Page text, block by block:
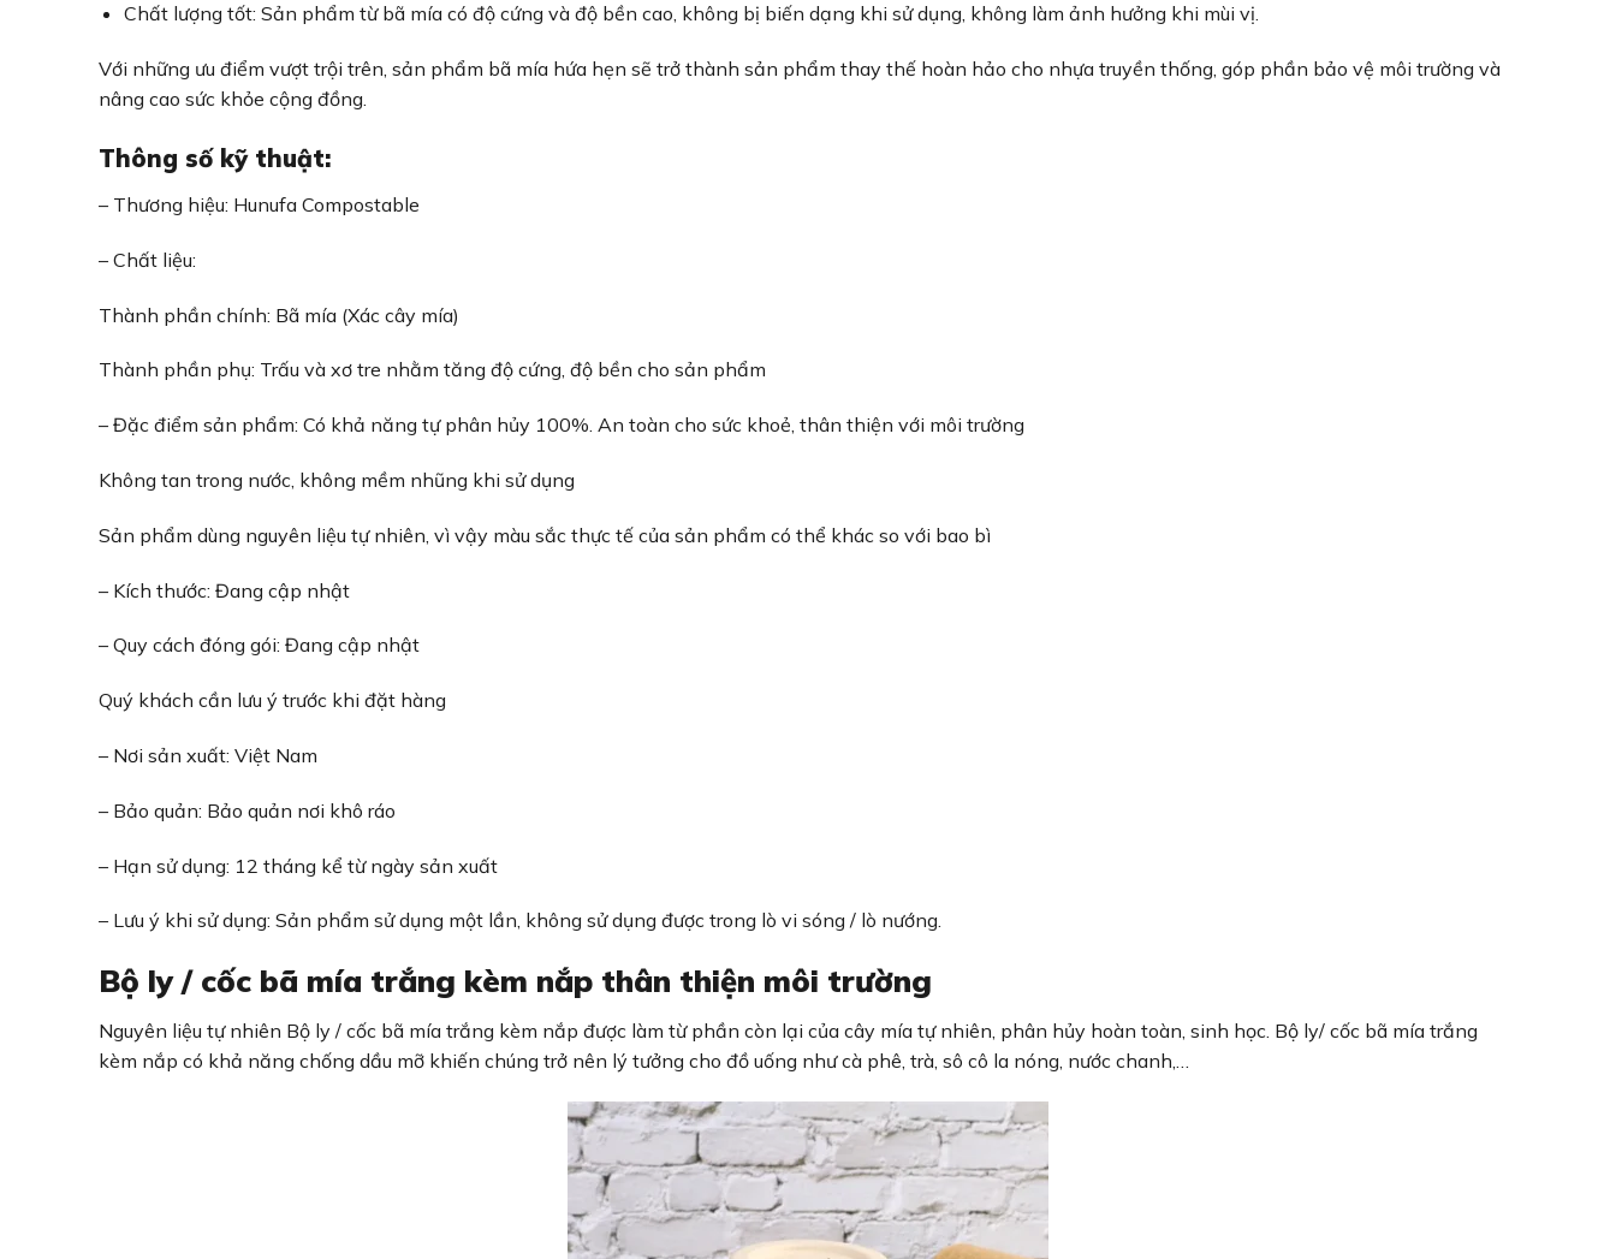
Chất lượng tốt: Sản phẩm từ bã mía có độ cứng và độ bền cao, không bị biến dạng khi sử dụng, không làm ảnh hưởng khi mùi vị.
Với những ưu điểm vượt trội trên, sản phẩm bã mía hứa hẹn sẽ trở thành sản phẩm thay thế hoàn hảo cho nhựa truyền thống, góp phần bảo vệ môi trường và
nâng cao sức khỏe cộng đồng.
Thông số kỹ thuật:
– Thương hiệu: Hunufa Compostable
– Chất liệu:
Thành phần chính: Bã mía (Xác cây mía)
Thành phần phụ: Trấu và xơ tre nhằm tăng độ cứng, độ bền cho sản phẩm
– Đặc điểm sản phẩm: Có khả năng tự phân hủy 100%. An toàn cho sức khoẻ, thân thiện với môi trường
Không tan trong nước, không mềm nhũng khi sử dụng
Sản phẩm dùng nguyên liệu tự nhiên, vì vậy màu sắc thực tế của sản phẩm có thể khác so với bao bì
– Kích thước: Đang cập nhật
– Quy cách đóng gói: Đang cập nhật
Quý khách cần lưu ý trước khi đặt hàng
– Nơi sản xuất: Việt Nam
– Bảo quản: Bảo quản nơi khô ráo
– Hạn sử dụng: 12 tháng kể từ ngày sản xuất
– Lưu ý khi sử dụng: Sản phẩm sử dụng một lần, không sử dụng được trong lò vi sóng / lò nướng.
Bộ ly / cốc bã mía trắng kèm nắp thân thiện môi trường
Nguyên liệu tự nhiên Bộ ly / cốc bã mía trắng kèm nắp được làm từ phần còn lại của cây mía tự nhiên, phân hủy hoàn toàn, sinh học. Bộ ly/ cốc bã mía trắng
kèm nắp có khả năng chống dầu mỡ khiến chúng trở nên lý tưởng cho đồ uống như cà phê, trà, sô cô la nóng, nước chanh,…